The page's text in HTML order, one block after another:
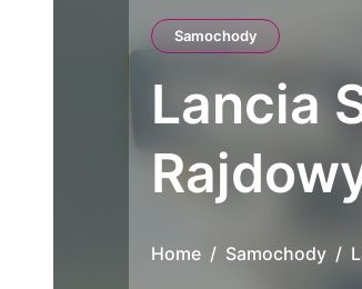
Samochody
Lancia
Home Samochody